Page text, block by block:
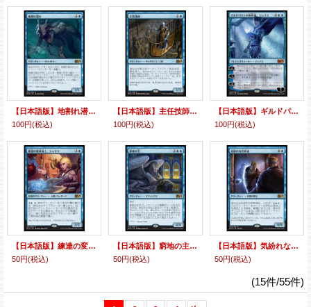
【日本語版】地割れ潜み/Chasm Skulker
100円(税込)
【日本語版】主任技師/Chief Engineer
100円(税込)
【日本語版】ギルドパクトの体現者、ジェイス/Jace, the Living Guildpact
100円(税込)
【日本語版】練達の変身術士、ジャリラ/Jalira, Master Polymorphist
50円(税込)
【日本語版】窮地の主/Master of Predicaments
50円(税込)
【日本語版】気紛れな詐称者/Mercurial Pretender
50円(税込)
(15件/55件)